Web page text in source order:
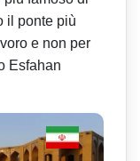
il ponte più
e non per
Esfahan